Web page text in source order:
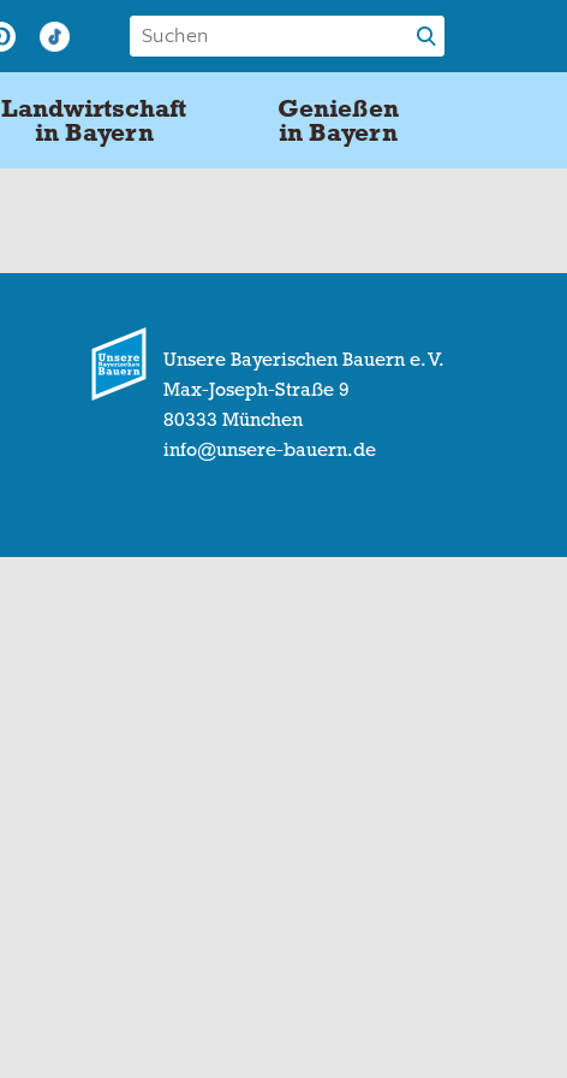
Landwirtschaft
in Bayern
Genießen
in Bayern
Unsere Bayerischen Bauern e. V.
Max-Joseph-Straße 9
80333 München
info@unsere-bauern.de